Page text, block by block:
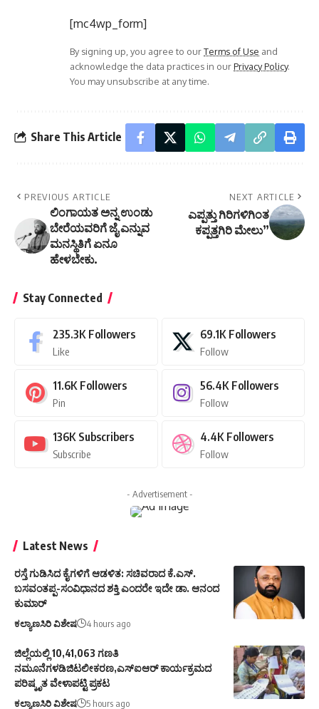
[mc4wp_form]
By signing up, you agree to ourTerms of Use and
acknowledge the data practices in ourPrivacy Policy.
You may unsubscribe at any time.
Share This Article
PREVIOUS ARTICLE
ಲಿಂಗಾಯತ ಅನ್ನ ಉಂಡು
ಬೇರೆಯವರಿಗೆ ಜೈ ಎನ್ನುವ
ಮನಸ್ಥಿತಿಗೆ ಏನೂ
ಹೇಳಬೇಕು.
NEXT ARTICLE
ಎಪ್ಪತ್ತು ಗಿರಿಗಳಿಗಿಂತ
ಕಪ್ಪತ್ತಗಿರಿ ಮೇಲು”
Stay Connected
235.3K Followers
Like
69.1K Followers
Follow
11.6K Followers
Pin
56.4K Followers
Follow
136K Subscribers
Subscribe
4.4K Followers
Follow
- Advertisement -
Latest News
ರಸ್ತೆ ಗುಡಿಸಿದ ಕೈಗಳಿಗೆ ಆಡಳಿತ: ಸಚಿವರಾದ ಕೆ.ಎಸ್.
ಬಸವಂತಪ್ಪ-ಸಂವಿಧಾನದ ಶಕ್ತಿ ಎಂದರೇ ಇದೇ ಡಾ. ಆನಂದ
ಕುಮಾರ್
ಕಲ್ಯಾಣಸಿರಿ ವಿಶೇಷ 4 hours ago
ಜಿಲ್ಲೆಯಲ್ಲಿ 10,41,063 ಗಣತಿ
ನಮೂನೆಗಳಡಿಜಿಟಲೀಕರಣ,ಎಸ್ಐಆರ್ ಕಾರ್ಯಕ್ರಮದ
ಪರಿಷ್ಕೃತ ವೇಳಾಪಟ್ಟಿ ಪ್ರಕಟ
ಕಲ್ಯಾಣಸಿರಿ ವಿಶೇಷ 5 hours ago